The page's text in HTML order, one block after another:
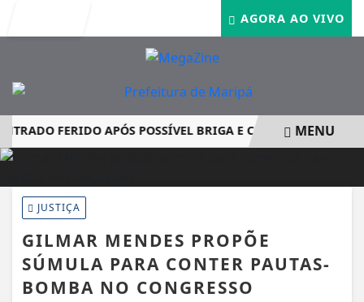
AGORA AO VIVO
FERIDO APÓS POSSÍVEL BRIGA E CASO GRAVEMENU
JUSTIÇA
GILMAR MENDES PROPÕE
SÚMULA PARA CONTER PAUTAS-
BOMBA NO CONGRESSO